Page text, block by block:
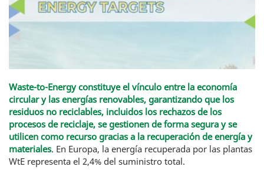
Waste-to-Energy constituye el vínculo entre la economía
circular y las energías renovables, garantizando que los
residuos no reciclables, incluidos los rechazos de los
procesos de reciclaje, se gestionen de forma segura y se
utilicen como recurso gracias a la recuperación de energía y
materiales. En Europa, la energía recuperada por las plantas
WtE representa el 2,4% del suministro total.